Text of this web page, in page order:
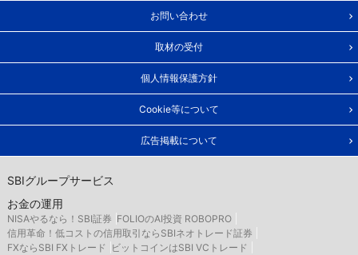
お問い合わせ
取材の受付
個人情報保護方針
Cookie等について
広告掲載について
SBIグループサービス
お金の運用
NISAやるなら！SBI証券 FOLIOのAI投資 ROBOPRO
信用革命！低コストの信用取引ならSBIネオトレード証券
FXならSBI FXトレード
ビットコインはSBI VCトレード